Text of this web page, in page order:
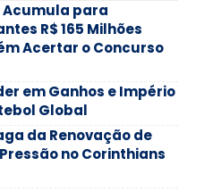
Acumula para
R$ 165 Milhões
Acertar o Concurso
em Ganhos e Império
Global
da Renovação de
no Corinthians